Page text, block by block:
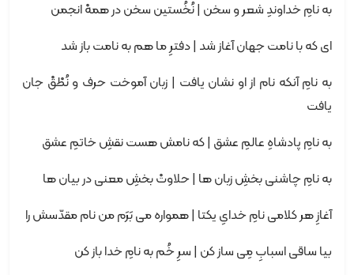
به نامِ خداوندِ شعر و سخن | نُخُستین سخن در همهْ انجمن
ای که با نامت جهان آغاز شد | دفترِ ما هم به نامت باز شد
به نامِ آنکه نام از او نشان یافت | زبان آموخت حرف و نُطْقْ جان
یافت
به نامِ پادشاهِ عالمِ عشق | که نامش هست نقشِ خاتمِ عشق
به نامِ چاشنی بخشِ زبان ها | حلاوتْ بخشِ معنی در بیان ها
آغازِ هر کلامی نامِ خدایِ یکتا | همواره می بَرَم من نام مقدّسش را
بیا ساقی اسبابِ مِی ساز کن | سرِ خُم به نامِ خدا باز کن